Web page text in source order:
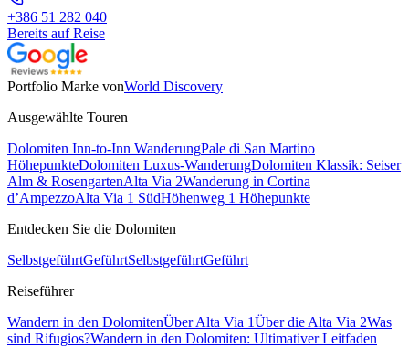
+386 51 282 040
Bereits auf Reise
Portfolio Marke vonWorld Discovery
Ausgewählte Touren
Dolomiten Inn-to-Inn WanderungPale di San Martino
HöhepunkteDolomiten Luxus-WanderungDolomiten Klassik: Seiser
Alm & RosengartenAlta Via 2Wanderung in Cortina
d’AmpezzoAlta Via 1 SüdHöhenweg 1 Höhepunkte
Entdecken Sie die Dolomiten
SelbstgeführtGeführtSelbstgeführtGeführt
Reiseführer
Wandern in den DolomitenÜber Alta Via 1Über die Alta Via 2Was
sind Rifugios?Wandern in den Dolomiten: Ultimativer Leitfaden